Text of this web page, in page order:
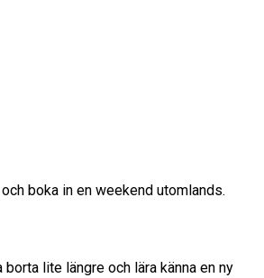
boka in en weekend utomlands.
lite längre och lära känna en ny